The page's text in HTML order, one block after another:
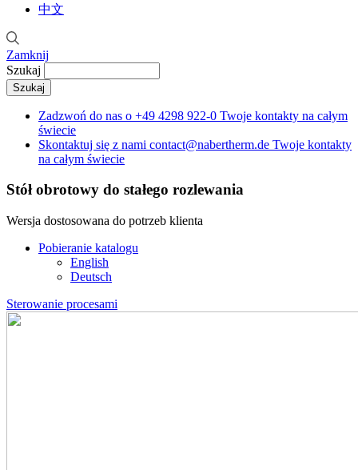
中文
Zamknij
Szukaj
Zadzwoń do nas o +49 4298 922-0 Twoje kontakty na całym
świecie
Skontaktuj się z nami contact@nabertherm.de Twoje kontakty
na całym świecie
Stół obrotowy do stałego rozlewania
Wersja dostosowana do potrzeb klienta
Pobieranie katalogu
English
Deutsch
Sterowanie procesami